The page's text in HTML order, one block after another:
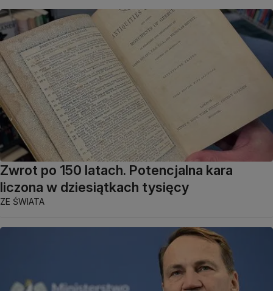
Zwrot po 150 latach. Potencjalna kara
liczona w dziesiątkach tysięcy
ZE ŚWIATA